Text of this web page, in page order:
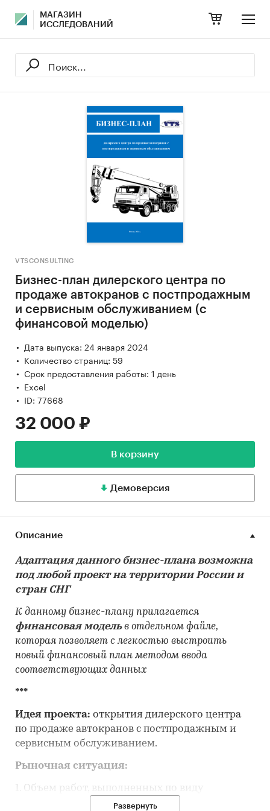
МАГАЗИН
ИССЛЕДОВАНИЙ
VTSCONSULTING
Бизнес-план дилерского центра по
продаже автокранов с постпродажным
и сервисным обслуживанием (с
финансовой моделью)
Дата выпуска: 24 января 2024
Количество страниц: 59
Срок предоставления работы: 1 день
Excel
ID: 77668
32 000 ₽
В корзину
Демоверсия
Описание
Адаптация данного бизнес-плана возможна
под любой проект на территории России и
стран СНГ
К данному бизнес-плану прилагается
финансовая модельв отдельном файле,
которая позволяет с легкостью выстроить
новый финансовый план методом ввода
соответствующих данных
***
Идея проекта: открытия дилерского центра
по продаже автокранов с постпродажным и
сервисным обслуживанием.
Рыночная ситуация:
1. Объем работ, выполненных по виду
экономической деятельности
Развернуть